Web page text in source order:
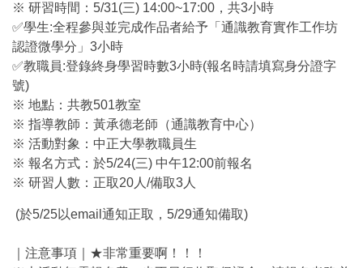
※ 研習時間：5/31(三) 14:00~17:00，共3小時
✅學生:全程參與並完成作品者給予「通識教育實作工作坊
認證微學分」3小時
✅教職員:登錄終身學習時數3小時(報名時請填寫身分證字
號)
※ 地點：共教501教室
※ 指導教師：黃承德老師（通識教育中心）
※ 活動對象：中正大學教職員生
※ 報名方式：於5/24(三) 中午12:00前報名
※ 研習人數：正取20人/備取3人
(於5/25以email通知正取，5/29通知備取)
｜注意事項｜★非常重要啊！！！